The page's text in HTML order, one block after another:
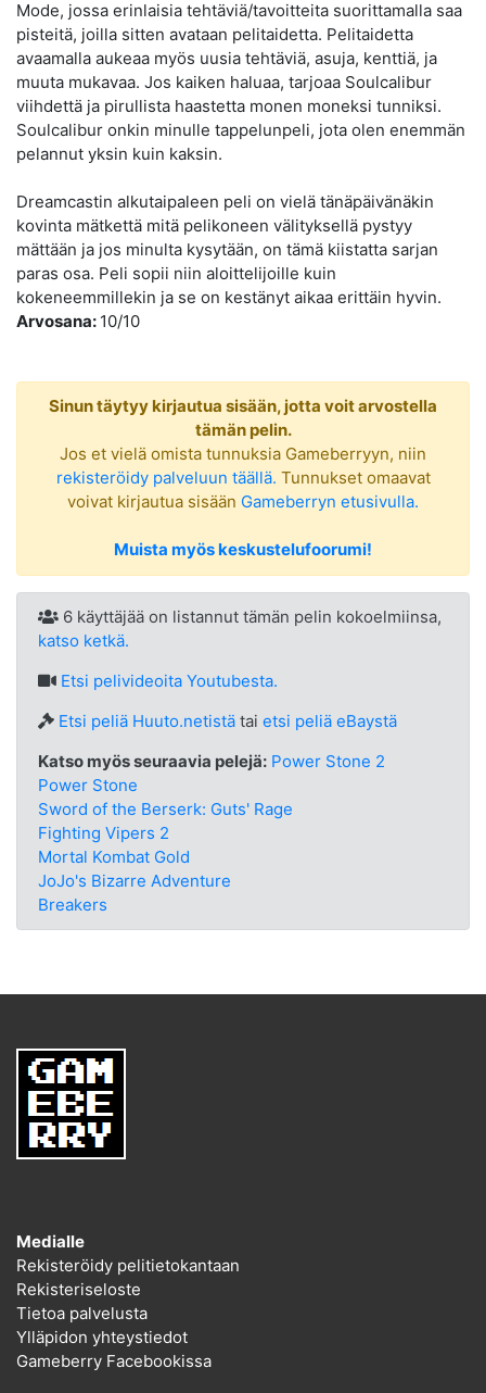
Mode, jossa erinlaisia tehtäviä/tavoitteita suorittamalla saa
pisteitä, joilla sitten avataan pelitaidetta. Pelitaidetta
avaamalla aukeaa myös uusia tehtäviä, asuja, kenttiä, ja
muuta mukavaa. Jos kaiken haluaa, tarjoaa Soulcalibur
viihdettä ja pirullista haastetta monen moneksi tunniksi.
Soulcalibur onkin minulle tappelunpeli, jota olen enemmän
pelannut yksin kuin kaksin.
Dreamcastin alkutaipaleen peli on vielä tänäpäivänäkin
kovinta mätkettä mitä pelikoneen välityksellä pystyy
mättään ja jos minulta kysytään, on tämä kiistatta sarjan
paras osa. Peli sopii niin aloittelijoille kuin
kokeneemmillekin ja se on kestänyt aikaa erittäin hyvin.
Arvosana: 10/10
Sinun täytyy kirjautua sisään, jotta voit arvostella
tämän pelin.
Jos et vielä omista tunnuksia Gameberryyn, niin
rekisteröidy palveluun täällä. Tunnukset omaavat
voivat kirjautua sisään Gameberryn etusivulla.
Muista myös keskustelufoorumi!
6 käyttäjää on listannut tämän pelin kokoelmiinsa,
katso ketkä.
Etsi pelivideoita Youtubesta.
Etsi peliä Huuto.netistätai etsi peliä eBaystä
Katso myös seuraavia pelejä: Power Stone 2
Power Stone
Sword of the Berserk: Guts' Rage
Fighting Vipers 2
Mortal Kombat Gold
JoJo's Bizarre Adventure
Breakers
Medialle
Rekisteröidy pelitietokantaan
Rekisteriseloste
Tietoa palvelusta
Ylläpidon yhteystiedot
Gameberry Facebookissa